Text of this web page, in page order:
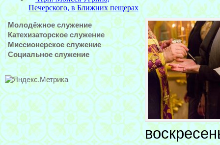
Молодёжное служение
Катехизаторское служение
Миссионерское служение
Социальное служение